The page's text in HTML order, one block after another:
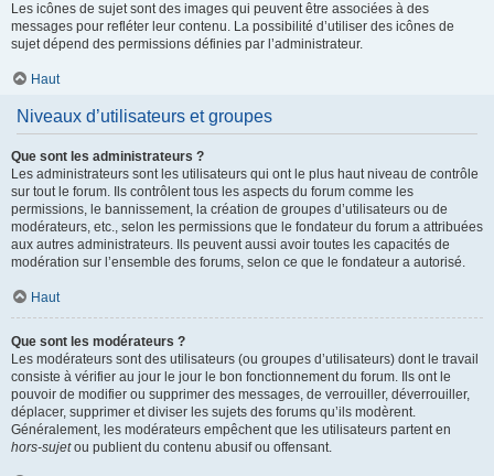
Les icônes de sujet sont des images qui peuvent être associées à des
messages pour refléter leur contenu. La possibilité d’utiliser des icônes de
sujet dépend des permissions définies par l’administrateur.
Haut
Niveaux d’utilisateurs et groupes
Que sont les administrateurs ?
Les administrateurs sont les utilisateurs qui ont le plus haut niveau de contrôle
sur tout le forum. Ils contrôlent tous les aspects du forum comme les
permissions, le bannissement, la création de groupes d’utilisateurs ou de
modérateurs, etc., selon les permissions que le fondateur du forum a attribuées
aux autres administrateurs. Ils peuvent aussi avoir toutes les capacités de
modération sur l’ensemble des forums, selon ce que le fondateur a autorisé.
Haut
Que sont les modérateurs ?
Les modérateurs sont des utilisateurs (ou groupes d’utilisateurs) dont le travail
consiste à vérifier au jour le jour le bon fonctionnement du forum. Ils ont le
pouvoir de modifier ou supprimer des messages, de verrouiller, déverrouiller,
déplacer, supprimer et diviser les sujets des forums qu’ils modèrent.
Généralement, les modérateurs empêchent que les utilisateurs partent en
hors-sujetou publient du contenu abusif ou offensant.